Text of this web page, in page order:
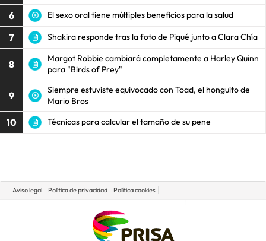
6 El sexo oral tiene múltiples beneficios para la salud
7 Shakira responde tras la foto de Piqué junto a Clara Chía
8
Margot Robbie cambiará completamente a Harley Quinn
para "Birds of Prey"
9
Siempre estuviste equivocado con Toad, el honguito de
Mario Bros
10 Técnicas para calcular el tamaño de su pene
Aviso legal Política de privacidad Política cookies